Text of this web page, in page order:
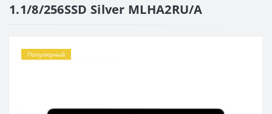
1.1/8/256SSD Silver MLHA2RU/A
Популярный